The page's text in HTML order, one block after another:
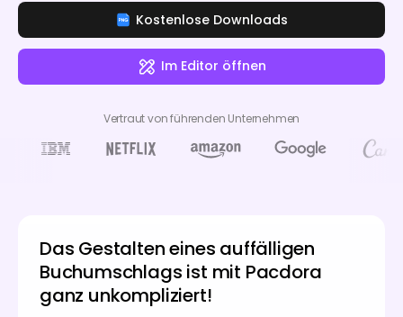
Kostenlose Downloads
Im Editor öffnen
Vertraut von führenden Unternehmen
Das Gestalten eines auffälligen
Buchumschlags ist mit Pacdora
ganz unkompliziert!